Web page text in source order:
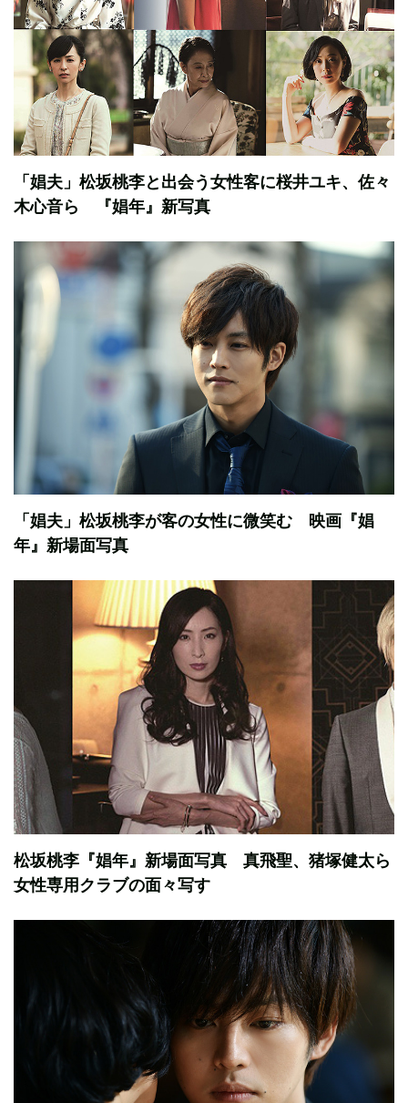
「娼夫」松坂桃李と出会う女性客に桜井ユキ、佐々
木心音ら 『娼年』新写真
「娼夫」松坂桃李が客の女性に微笑む 映画『娼
年』新場面写真
松坂桃李『娼年』新場面写真 真飛聖、猪塚健太ら
女性専用クラブの面々写す